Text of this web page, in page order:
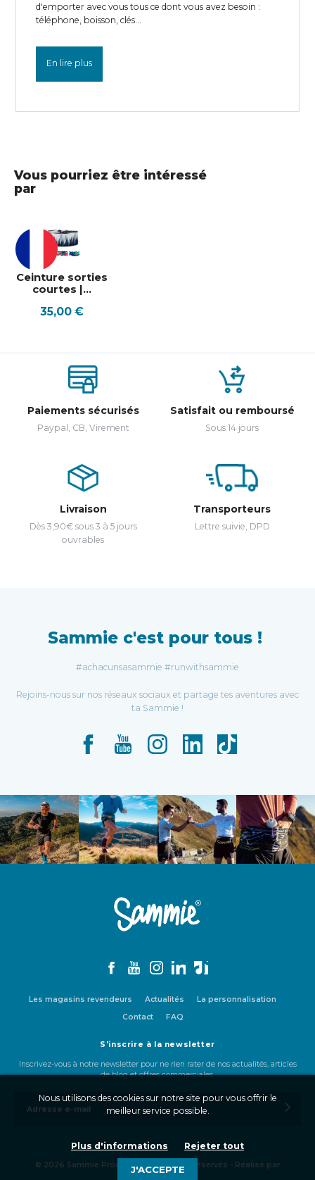
d'emporter avec vous tous ce dont vous avez besoin :
téléphone, boisson, clés...
En lire plus
Vous pourriez être intéressé
par
Ceinture sorties
courtes |...
Prix
35,00 €
Paiements sécurisés
Paypal, CB, Virement
Satisfait ou remboursé
Sous 14 jours
Livraison
Dès 3,90€ sous 3 à 5 jours
ouvrables
Transporteurs
Lettre suivie, DPD
Sammie c'est pour tous !
#achacunsasammie #runwithsammie
Rejoins-nous sur nos réseaux sociaux et partage tes aventures avec
ta Sammie !
FacebookYouTube InstagramLinkedIn
FacebookYouTubeInstagramLinkedInTikTok
Les magasins revendeurs Actualités
La personnalisation
Contact
FAQ
S'inscrire à la newsletter
Inscrivez-vous à notre newsletter pour ne rien rater de nos actualités, articles
de blog et offres commerciales.
© 2026 Sammie Products - Tous droits réservés - Réalisé par
Nous utilisons des cookies sur notre site pour vous offrir le
meilleur service possible.